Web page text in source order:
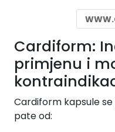
Cardiform:
primjenu i
Cardiform kapsule
pate od: